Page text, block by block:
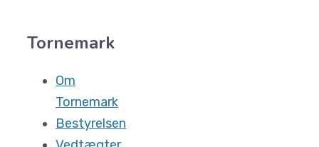
Tornemark
Om
Tornemark
Bestyrelsen